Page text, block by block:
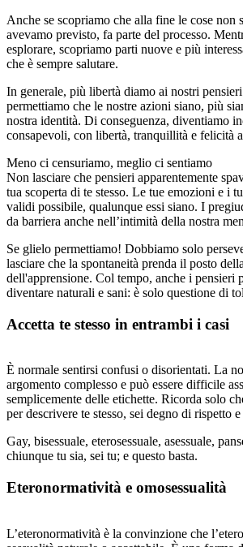
Anche se scopriamo che alla fine le cose non
avevamo previsto, fa parte del processo.
esplorare, scopriamo parti nuove e più
che è sempre salutare.
In generale, più libertà diamo ai nostri
permettiamo che le nostre azioni siano, più
nostra identità. Di conseguenza, diventiamo
consapevoli, con libertà, tranquillità e felicità
Meno ci censuriamo, meglio ci sentiamo
Non lasciare che pensieri apparentemente
tua scoperta di te stesso. Le tue emozioni e i
validi possibile, qualunque essi siano. I
da barriera anche nell’intimità della nostra
Se glielo permettiamo! Dobbiamo solo
lasciare che la spontaneità prenda il posto
dell'apprensione. Col tempo, anche i pensieri
diventare naturali e sani: è solo questione di
Accetta te stesso in entrambi i casi
È normale sentirsi confusi o disorientati. La
argomento complesso e può essere difficile
semplicemente delle etichette. Ricorda solo
per descrivere te stesso, sei degno di rispetto
Gay, bisessuale, eterosessuale, asessuale,
chiunque tu sia, sei tu; e questo basta.
Eteronormatività e omosessualità
L’eteronormatività è la convinzione che